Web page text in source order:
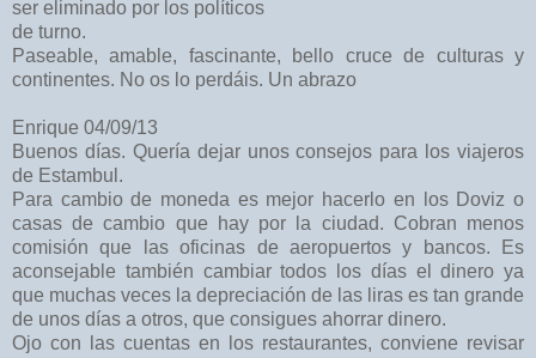
ser eliminado por los políticos
de turno.
Paseable, amable, fascinante, bello cruce de culturas y
continentes. No os lo perdáis. Un abrazo
Enrique 04/09/13
Buenos días. Quería dejar unos consejos para los viajeros
de Estambul.
Para cambio de moneda es mejor hacerlo en los Doviz o
casas de cambio que hay por la ciudad. Cobran menos
comisión que las oficinas de aeropuertos y bancos. Es
aconsejable también cambiar todos los días el dinero ya
que muchas veces la depreciación de las liras es tan grande
de unos días a otros, que consigues ahorrar dinero.
Ojo con las cuentas en los restaurantes, conviene revisar